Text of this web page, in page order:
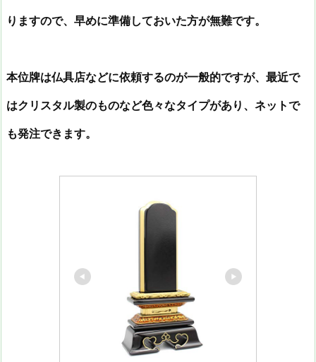
りますので、早めに準備しておいた方が無難です。
本位牌は仏具店などに依頼するのが一般的ですが、最近で
はクリスタル製のものなど色々なタイプがあり、ネットで
も発注できます。